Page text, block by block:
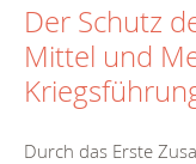
Der Schutz
Mittel und
Durch das Erste